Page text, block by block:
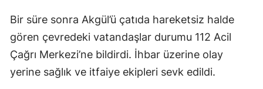
Bir süre sonra Akgül’ü çatıda hareketsiz halde
gören çevredeki vatandaşlar durumu 112 Acil
Çağrı Merkezi’ne bildirdi. İhbar üzerine olay
yerine sağlık ve itfaiye ekipleri sevk edildi.